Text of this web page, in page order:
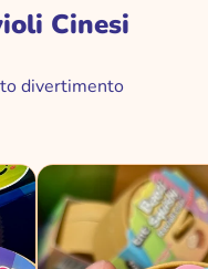
Cinesi
divertimento